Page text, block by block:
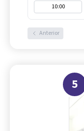
10:00
Anterior
5